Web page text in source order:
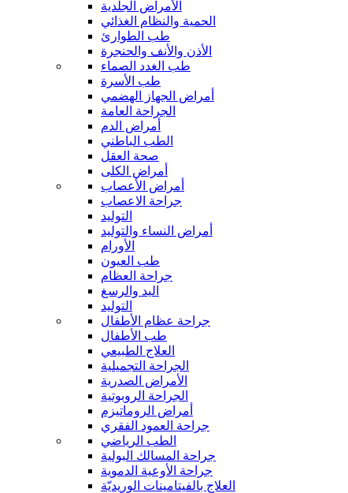
الأمراض الجلدية
الحمية والنظام الغذائي
طب الطوارئ
الأذن والأنف والحنجرة
طب الغدد الصماء
طب الأسرة
أمراض الجهاز الهضمي
الجراحة العامة
أمراض الدم
الطب الباطني
صحة العقل
أمراض الكلى
أمراض الأعصاب
جراحة الاعصاب
التوليد
أمراض النساء والتوليد
الأورام
طب العيون
جراحة العظام
اليد والرسغ
التوليد
جراحة عظام الأطفال
طب الأطفال
العلاج الطبيعي
الجراحة التجميلية
الأمراض الصدرية
الجراحة الروبوتية
أمراض الروماتيزم
جراحة العمود الفقري
الطب الرياضي
جراحة المسالك البولية
جراحة الأوعية الدموية
العلاج بالفيتامينات الوريديّة